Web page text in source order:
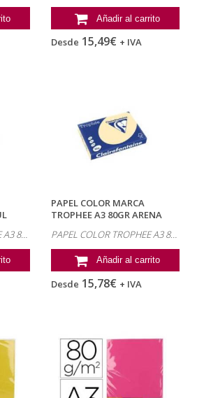
Añadir al carrito
Desde 15,49€ + IVA
PAPEL COLOR TROPHEE A3 80GR
PAPEL COLOR MARCA
TROPHEE A3 80GR ARENA
PAPEL COLOR TROPHEE A3 80GR
Añadir al carrito
Desde 15,78€ + IVA